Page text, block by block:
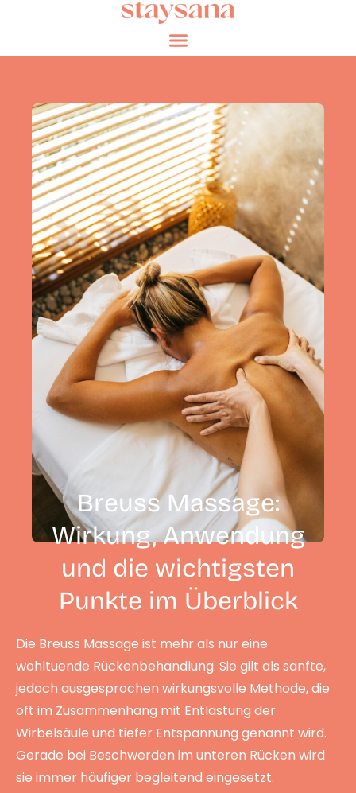
Breuss Massage:
Wirkung, Anwendung
und die wichtigsten
Punkte im Überblick
Die Breuss Massage ist mehr als nur eine
wohltuende Rückenbehandlung. Sie gilt als sanfte,
jedoch ausgesprochen wirkungsvolle Methode, die
oft im Zusammenhang mit Entlastung der
Wirbelsäule und tiefer Entspannung genannt wird.
Gerade bei Beschwerden im unteren Rücken wird
sie immer häufiger begleitend eingesetzt.